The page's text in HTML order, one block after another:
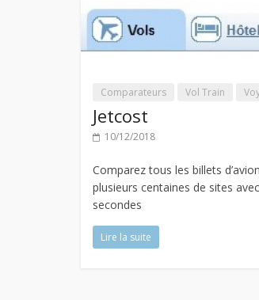
Comparateurs Vol Train
Jetcost
10/12/2018
Comparez tous les billets
plusieurs centaines de sites
secondes
Lire la suite